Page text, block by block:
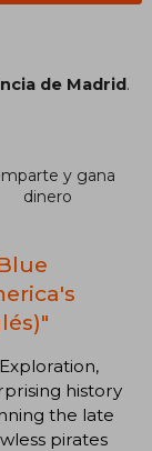
de Madrid.
y gana
dinero
history
the late
pirates